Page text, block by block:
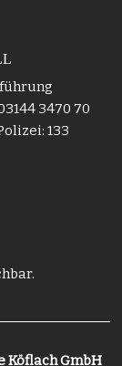
3470 70
133
Köflach GmbH